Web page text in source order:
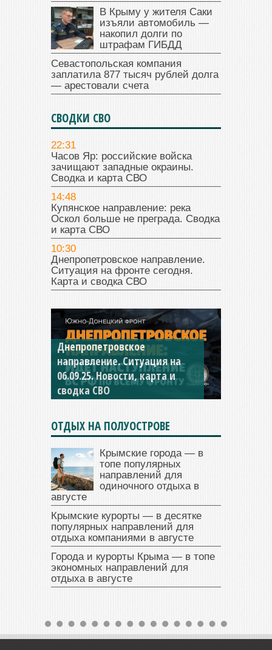
В Крыму у жителя Саки
изъяли автомобиль —
накопил долги по
штрафам ГИБДД
Севастопольская компания
заплатила 877 тысяч рублей долга
— арестовали счета
СВОДКИ СВО
22:31
Часов Яр: российские войска
зачищают западные окраины.
Сводка и карта СВО
14:48
Купянское направление: река
Оскол больше не преграда. Сводка
и карта СВО
10:30
Днепропетровское направление.
Ситуация на фронте сегодня.
Карта и сводка СВО
Днепропетровское
направление. Ситуация на
06.09.25. Новости, карта и
сводка СВО
ОТДЫХ НА ПОЛУОСТРОВЕ
Крымские города — в
топе популярных
направлений для
одиночного отдыха в
августе
Крымские курорты — в десятке
популярных направлений для
отдыха компаниями в августе
Города и курорты Крыма — в топе
экономных направлений для
отдыха в августе